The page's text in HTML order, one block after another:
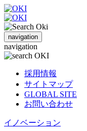
navigation
navigation
採用情報
サイトマップ
GLOBAL SITE
お問い合わせ
イノベーション